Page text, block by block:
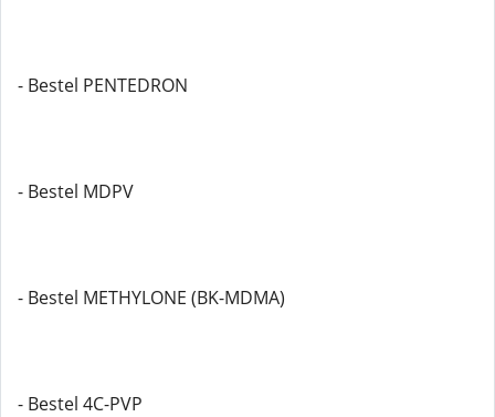
- Bestel PENTEDRON
- Bestel MDPV
- Bestel METHYLONE (BK-MDMA)
- Bestel 4C-PVP